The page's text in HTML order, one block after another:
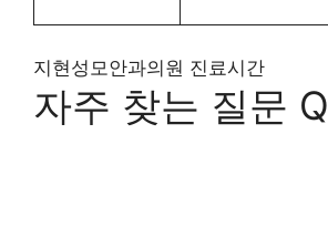
지현성모안과의원 진료시간
자주 찾는 질문